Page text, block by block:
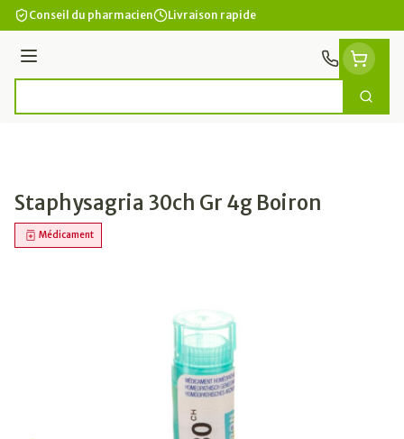
Aller au contenu
Conseil du pharmacien Livraison rapide
Menu
Staphysagria 30ch Gr 4g Boiron
Médicament